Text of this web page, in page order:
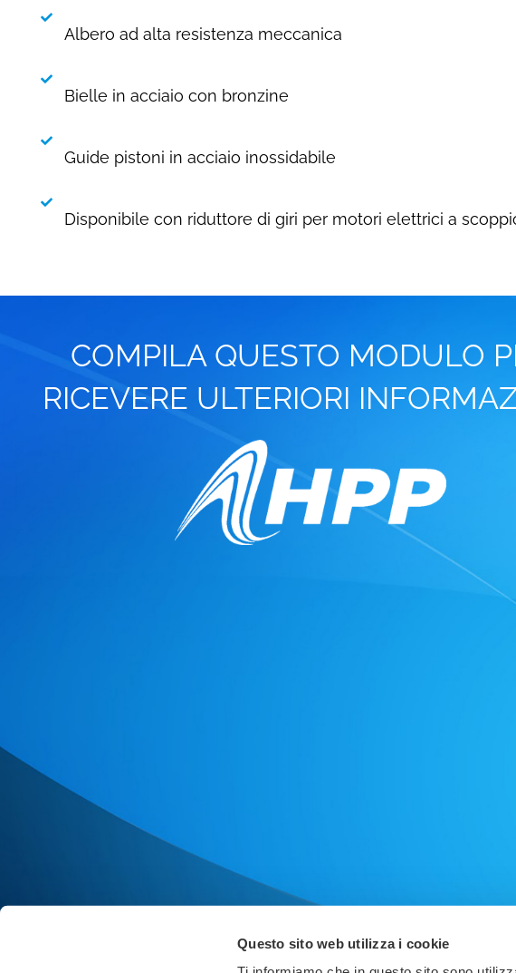
Questo sito web utilizza i cookie
Albero ad alta resistenza meccanica
Bielle in acciaio con bronzine
Guide pistoni in acciaio inossidabile
Disponibile con riduttore di giri per motori elettrici a
COMPILA QUESTO MODULO
RICEVERE ULTERIORI